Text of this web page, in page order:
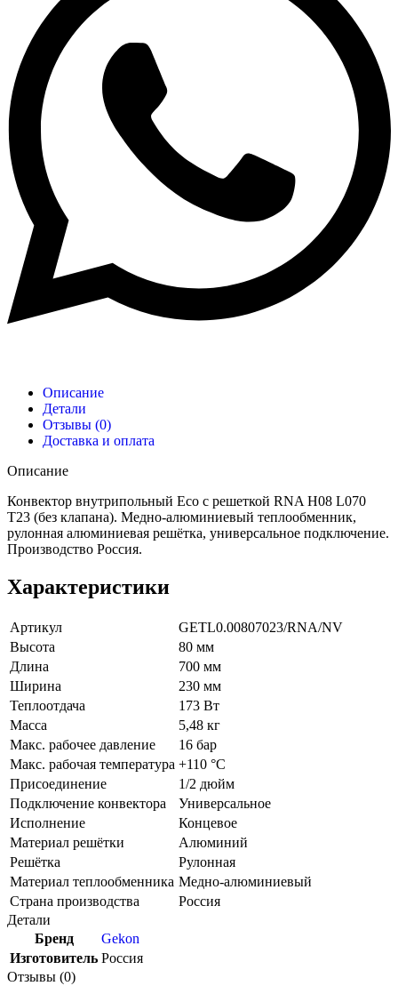
Описание
Детали
Отзывы (0)
Доставка и оплата
Описание
Конвектор внутрипольный Eco с решеткой RNA H08 L070
T23 (без клапана). Медно-алюминиевый теплообменник,
рулонная алюминиевая решётка, универсальное подключение.
Производство Россия.
Характеристики
Артикул
GETL0.00807023/RNA/NV
Высота
80 мм
Длина
700 мм
Ширина
230 мм
Теплоотдача
173 Вт
Масса
5,48 кг
Макс. рабочее давление
16 бар
Макс. рабочая температура +110 °C
Присоединение
1/2 дюйм
Подключение конвектора
Универсальное
Исполнение
Концевое
Материал решётки
Алюминий
Решётка
Рулонная
Материал теплообменника Медно-алюминиевый
Страна производства
Россия
Детали
Бренд
Gekon
Изготовитель Россия
Отзывы (0)